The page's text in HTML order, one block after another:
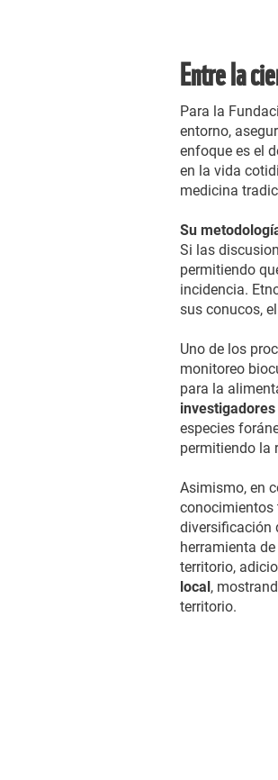
Entre la
Para la
entorno,
enfoque es el
en la vida
medicina
Su
Si las
permitiendo
incidencia.
sus conucos,
Uno de los
monitoreo
para la
especies
permitiendo la
Asimismo, en
conocimientos
diversificación
herramienta
territorio,
local,
territorio.